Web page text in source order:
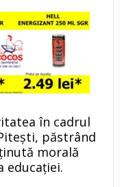
în cadrul
păstrând
morală
educației.